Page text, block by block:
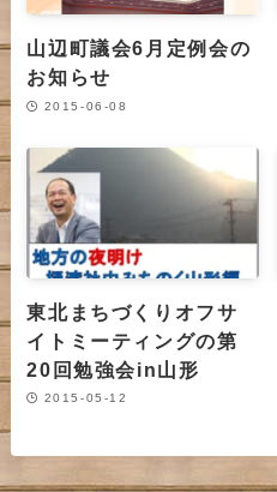
山辺町議会6月定例会の
お知らせ
2015-06-08
東北まちづくりオフサ
イトミーティングの第
20回勉強会in山形
2015-05-12